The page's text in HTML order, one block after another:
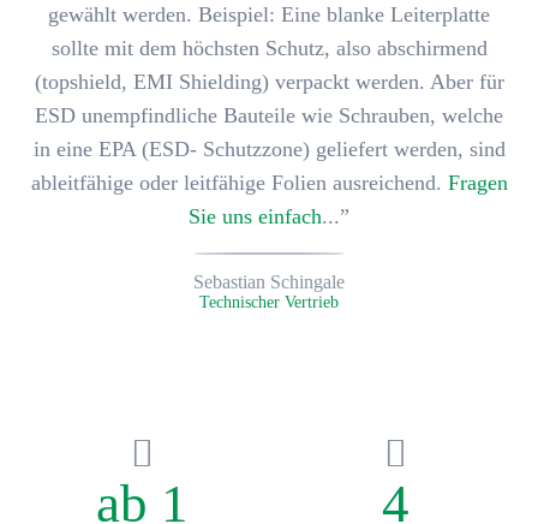
gewählt werden. Beispiel: Eine blanke Leiterplatte
sollte mit dem höchsten Schutz, also abschirmend
(topshield, EMI Shielding)verpackt werden. Aber für
ESD unempfindliche Bauteile wie Schrauben, welche
in eine EPA (ESD- Schutzzone) geliefert werden, sind
ableitfähige oder leitfähige Folien ausreichend. Fragen
Sie uns einfach...”
Sebastian Schingale
Technischer Vertrieb
ab 1 4